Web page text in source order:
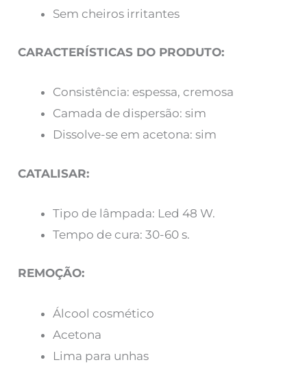
Sem cheiros irritantes
CARACTERÍSTICAS DO PRODUTO:
Consistência: espessa, cremosa
Camada de dispersão: sim
Dissolve-se em acetona: sim
CATALISAR:
Tipo de lâmpada: Led 48 W.
Tempo de cura: 30-60 s.
REMOÇÃO:
Álcool cosmético
Acetona
Lima para unhas